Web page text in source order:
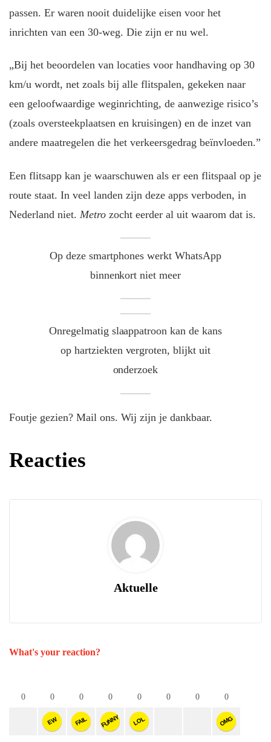
passen. Er waren nooit duidelijke eisen voor het
inrichten van een 30-weg. Die zijn er nu wel.
„Bij het beoordelen van locaties voor handhaving op 30
km/u wordt, net zoals bij alle flitspalen, gekeken naar
een geloofwaardige weginrichting, de aanwezige risico’s
(zoals oversteekplaatsen en kruisingen) en de inzet van
andere maatregelen die het verkeersgedrag beïnvloeden.”
Een flitsapp kan je waarschuwen als er een flitspaal op je
route staat. In veel landen zijn deze apps verboden, in
Nederland niet. Metro zocht eerder al uit waarom dat is.
Op deze smartphones werkt WhatsApp
binnenkort niet meer
Onregelmatig slaappatroon kan de kans
op hartziekten vergroten, blijkt uit
onderzoek
Foutje gezien? Mail ons. Wij zijn je dankbaar.
Reacties
Aktuelle
What's your reaction?
0 0
EW
0
FAIL
0
FUNNY
0
LOL
0 0 0
OMG